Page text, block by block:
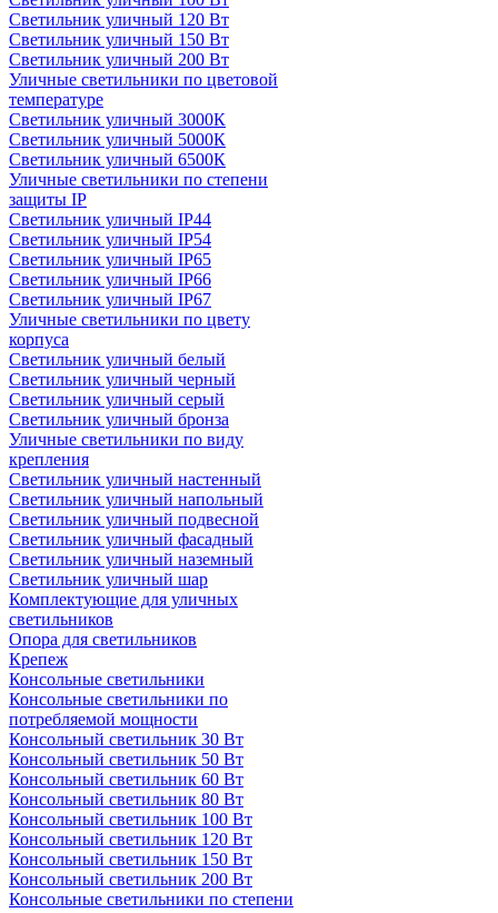
Светильник уличный 120 Вт
Светильник уличный 150 Вт
Светильник уличный 200 Вт
Уличные светильники по цветовой
температуре
Cветильник уличный 3000К
Cветильник уличный 5000К
Cветильник уличный 6500К
Уличные светильники по степени
защиты IP
Светильник уличный IP44
Светильник уличный IP54
Светильник уличный IP65
Светильник уличный IP66
Светильник уличный IP67
Уличные светильники по цвету
корпуса
Светильник уличный белый
Светильник уличный черный
Светильник уличный серый
Светильник уличный бронза
Уличные светильники по виду
крепления
Светильник уличный настенный
Светильник уличный напольный
Светильник уличный подвесной
Светильник уличный фасадный
Светильник уличный наземный
Cветильник уличный шар
Комплектующие для уличных
светильников
Опора для светильников
Крепеж
Консольные светильники
Консольные светильники по
потребляемой мощности
Консольный светильник 30 Вт
Консольный светильник 50 Вт
Консольный светильник 60 Вт
Консольный светильник 80 Вт
Консольный светильник 100 Вт
Консольный светильник 120 Вт
Консольный светильник 150 Вт
Консольный светильник 200 Вт
Консольные светильники по степени